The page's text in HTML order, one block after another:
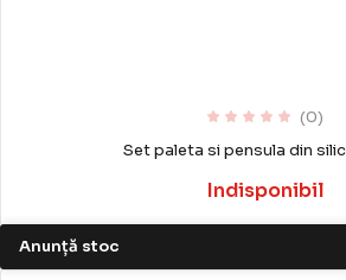
(0)
Set paleta si pensula din
Indisponibil
Anunță stoc